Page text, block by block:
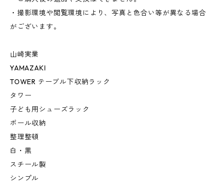
・撮影環境や閲覧環境により、写真と色合い等が異なる場合
がございます。
山崎実業
YAMAZAKI
TOWER テーブル下収納ラック
タワー
子ども用シューズラック
ボール収納
整理整頓
白・黒
スチール製
シンプル